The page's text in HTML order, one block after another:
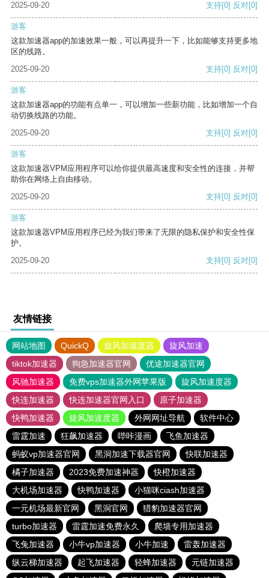
2025-09-20 支持[0] 反对[0]
游客
这款加速器app的加速效果一般，可以再提升一下，比如能够支持更多地
区的线路。
2025-09-20
支持[0] 反对[0]
游客
这款加速器app的功能有点单一，可以增加一些新功能，比如增加一个自
动切换线路的功能。
2025-09-20
支持[0] 反对[0]
游客
这款加速器VPM应用程序可以给你提供最高速度和安全性的连接，并帮
助你在网络上自由移动。
2025-09-20
支持[0] 反对[0]
游客
这款加速器VPM应用程序已经为我们带来了无限的隐私保护和安全性保
护。
2025-09-20
支持[0] 反对[0]
友情链接
网站地图 QuickQ 旋风加速度器
旋风加速
tiktok加速器
狗急加速器官网
优途加速器官网
风驰加速器
免费vps加速器外网苹果版
旋风加速度器
快连加速器
快连加速器官网入口
原子加速器
快鸭加速器
旋风加速度器 外网网址导航
软件中心
雷霆加速
狂飙加速器 哔咔漫画
飞鱼加速器
蚂蚁vp加速器官网
黑洞加速下载器官网
快联加速器
橘子加速器
2023免费加速神器
快橙加速器
大机场加速器
快鸭加速器
小猫咪ciash加速器
一元机场最新官网
黑洞官网
猎豹加速器官网
turbo加速器
雷霆加速免费永久
爬墙专用加速器
飞兔加速器
小牛vp加速器 小牛加速
雷轰加速器
纵云梯加速器
起飞加速器 轻蜂加速器
元链加速器